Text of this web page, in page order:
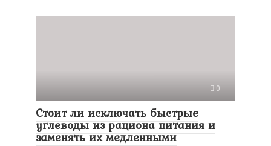
0
Стоит ли исключать быстрые
углеводы из рациона питания и
заменять их медленными